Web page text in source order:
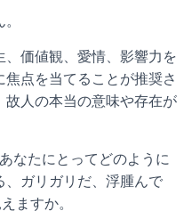
価値観、愛情、影響力を
点を当てることが推奨さ
人の本当の意味や存在が
なたにとってどのように
、ガリガリだ、浮腫んで
ますか。